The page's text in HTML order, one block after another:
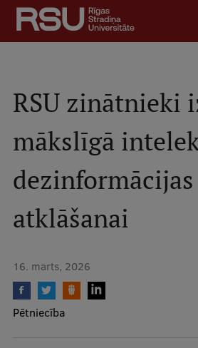
Pārlekt
galveno
saturu
Mobile
augšējā
izvēlne
Studentiem
Absolventiem
Darba devējiem
Kontakti
Vakances
RSU zinātnieki
mākslīgā
dezinformācijas
atklāšanai
16. marts, 2026
Pētniecība